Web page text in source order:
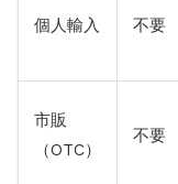
個人輸入 不要
市販
（OTC）
不要